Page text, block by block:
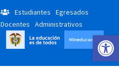
Estudiantes
Egresados
Docentes
Administrativos